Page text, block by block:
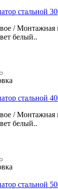
стальной
/ Монтажная
белый..
стальной
/ Монтажная
белый..
стальной